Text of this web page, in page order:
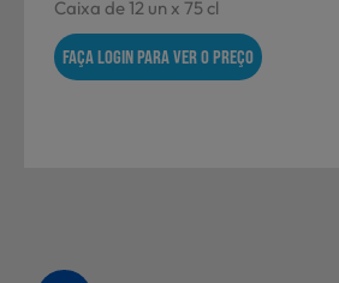
Padaria e Pastelaria
Caixa de 12 un x 75 cl
FAÇA LOGIN PARA VER O PREÇO